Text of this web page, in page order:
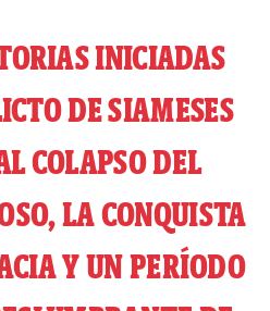
INICIADAS
DE SIAMESES
COLAPSO DEL
LA CONQUISTA
Y UN PERÍODO